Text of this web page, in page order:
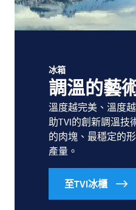
冰箱
調溫的藝
溫度越完美、溫度
助TVI的創新調溫技
的肉塊、最穩定的
產量。
至TVI冰櫃